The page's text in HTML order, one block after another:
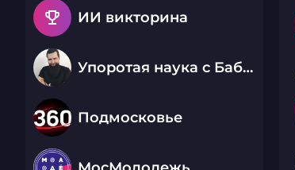
emoji_events ИИ викторина
Упоротая наука с Бабаем Лютым
Подмосковье